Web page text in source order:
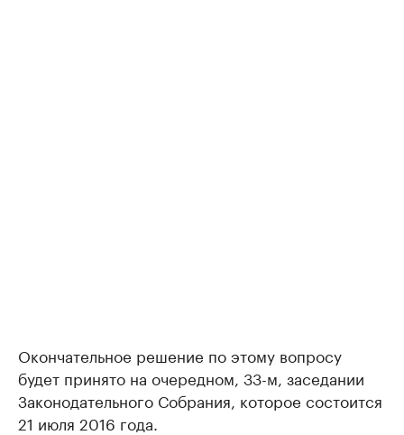
Окончательное решение по этому вопросу
будет принято на очередном, 33-м, заседании
Законодательного Собрания, которое состоится
21 июля 2016 года.